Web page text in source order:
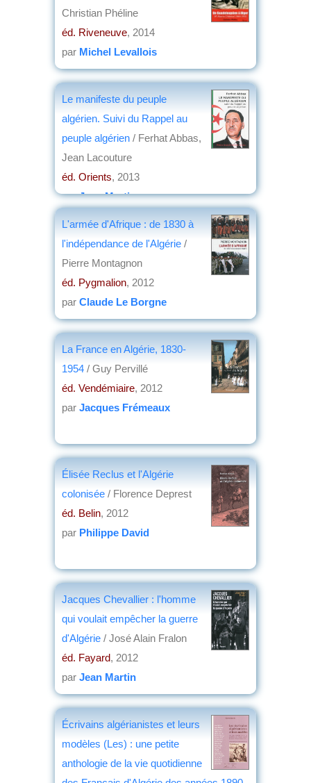
Christian Phéline
éd. Riveneuve, 2014
par Michel Levallois
Le manifeste du peuple
algérien. Suivi du Rappel au
peuple algérien / Ferhat Abbas,
Jean Lacouture
éd. Orients, 2013
parJean Martin
L'armée d'Afrique : de 1830 à
l'indépendance de l'Algérie /
Pierre Montagnon
éd. Pygmalion, 2012
par Claude Le Borgne
La France en Algérie, 1830-
1954 / Guy Pervillé
éd. Vendémiaire, 2012
par Jacques Frémeaux
Élisée Reclus et l'Algérie
colonisée / Florence Deprest
éd. Belin, 2012
par Philippe David
Jacques Chevallier : l'homme
qui voulait empêcher la guerre
d'Algérie / José Alain Fralon
éd. Fayard, 2012
par Jean Martin
Écrivains algérianistes et leurs
modèles (Les) : une petite
anthologie de la vie quotidienne